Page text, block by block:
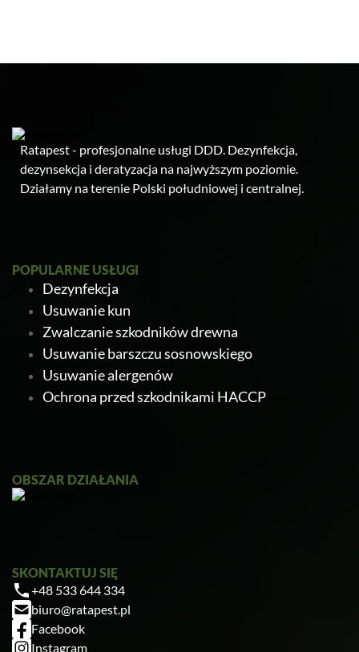
Ratapest - profesjonalne usługi DDD. Dezynfekcja,
dezynsekcja i deratyzacja na najwyższym poziomie.
Działamy na terenie Polski południowej i centralnej.
OBSZAR DZIAŁANIA
POPULARNE USŁUGI
Dezynfekcja
Usuwanie kun
Zwalczanie szkodników drewna
Usuwanie barszczu sosnowskiego
Usuwanie alergenów
Ochrona przed szkodnikami HACCP
SKONTAKTUJ SIĘ
+48 533 644 334
biuro@ratapest.pl
Facebook
Instagram